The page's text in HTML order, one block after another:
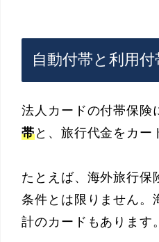
自動付帯と利用
法人カードの付帯保険
帯と、旅行代金をカー
たとえば、海外旅行保
条件とは限りません。
計のカードもあります。